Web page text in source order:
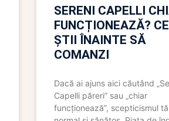
SERENI CAPELLI
FUNCȚIONEAZĂ?
ȘTII ÎNAINTE SĂ
COMANZI
Dacă ai ajuns aici căutând
Capelli păreri” sau „chiar
funcționează”, scepticismul